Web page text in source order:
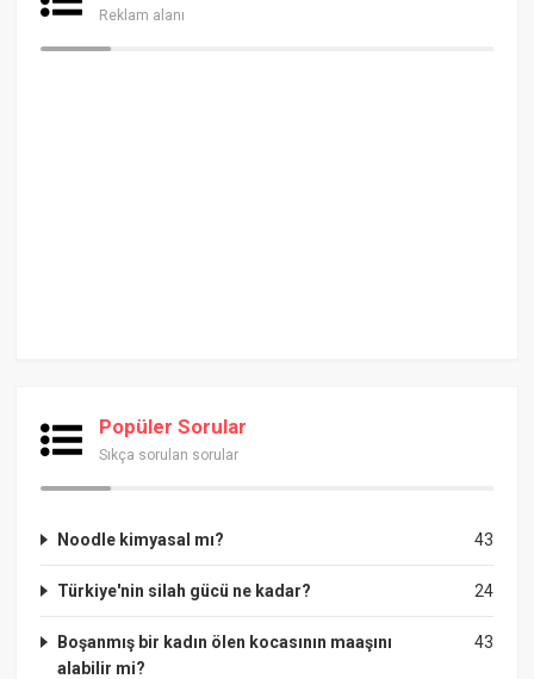
Reklam alanı
Popüler Sorular
Sıkça sorulan sorular
43
Noodle kimyasal mı?
24
Türkiye'nin silah gücü ne kadar?
43
Boşanmış bir kadın ölen kocasının maaşını
alabilir mi?